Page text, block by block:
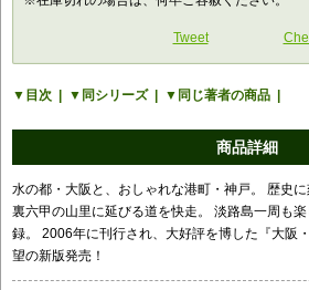
Tweet
目次 同シリーズ 同じ著者の商品
商品詳細
水の都・大阪と、おしゃれな港町・神戸。 歴史に
裏六甲の山里に延びる道を快走。 淡路島一周も
録。 2006年に刊行され、大好評を博した『大阪
望の新版発売！